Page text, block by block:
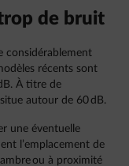
de bruit
considérablement
récents sont
À titre de
autour de 60 dB.
une éventuelle
l’emplacement de
ou à proximité